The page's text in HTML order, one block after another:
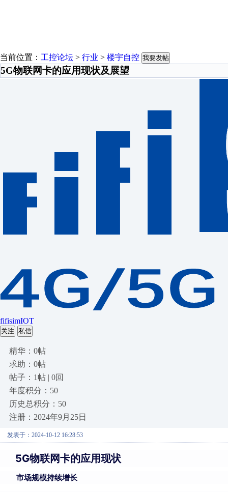
当前位置： 工控论坛 > 行业 > 楼宇自控 我要发帖
5G物联网卡的应用现状及展望
fifisimIOT
关注 私信
精华：0帖
求助：0帖
帖子：1帖 | 0回
年度积分：50
历史总积分：50
注册：2024年9月25日
发表于：2024-10-12 16:28:53
5G物联网卡的应用现状
市场规模持续增长